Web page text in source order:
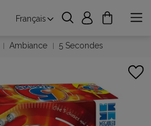
Français
Ambiance 5 Secondes